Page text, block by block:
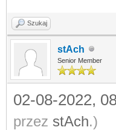
Szukaj
stAch
Senior Member
02-08-2022,
przez stAch.)